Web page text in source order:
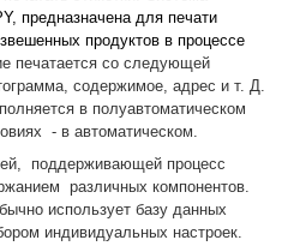
предназначена для печати
продуктов в процессе
печатается со следующей
содержимое, адрес и т. Д.
в полуавтоматическом
- в автоматическом.
поддерживающей процесс
различных компонентов.
использует базу данных
индивидуальных настроек.